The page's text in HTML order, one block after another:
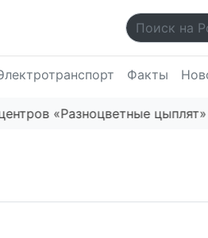
Факты
«Разноцветные цыплят» о